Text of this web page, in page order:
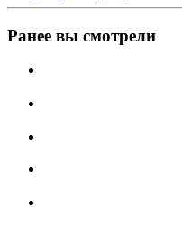
Ранее вы смотрели